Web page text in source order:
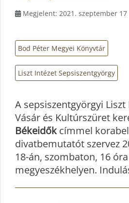
Megjelent: 2021. szeptember 17
Bod Péter Megyei Könyvtár
Liszt Intézet Sepsiszentgyörgy
A sepsiszentgyörgyi Liszt
Vásár és Kultúrszüret
Békeidőkcímmel
divatbemutatót szervez
18-án, szombaton, 16
megyeszékhelyen.